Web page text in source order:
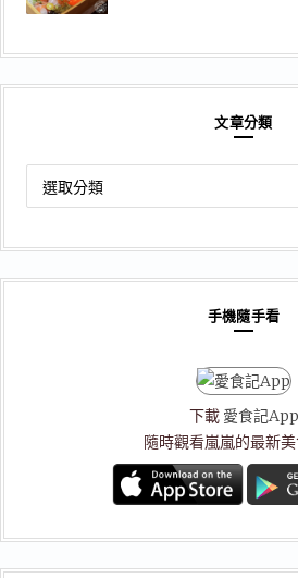
文章分類
章
類
手機隨手看
下載 愛食記App
隨時觀看嵐嵐的最新